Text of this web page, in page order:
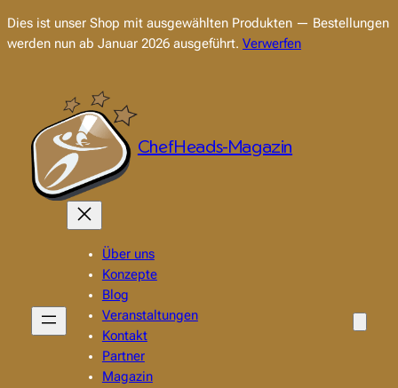
Dies ist unser Shop mit ausgewählten Produkten — Bestellungen
werden nun ab Januar 2026 ausgeführt. Verwerfen
ChefHeads-Magazin
Über uns
Konzepte
Blog
Veranstaltungen
Kontakt
Partner
Magazin